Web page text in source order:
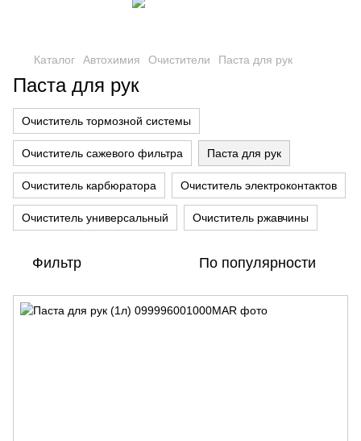
Каталог Автохимия Очистители Паста для рук
Паста для рук
Очиститель тормозной системы
Очиститель сажевого фильтра Паста для рук
Очиститель карбюратора Очиститель электроконтактов
Очиститель универсальный Очиститель ржавчины
Фильтр По популярности